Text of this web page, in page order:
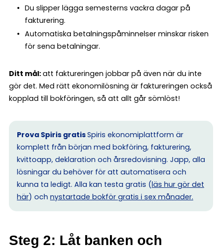
Du slipper lägga semesterns vackra dagar på
fakturering.
Automatiska betalningspåminnelser minskar risken
för sena betalningar.
Ditt mål:att faktureringen jobbar på även när du inte
gör det. Med rätt ekonomilösning är faktureringen också
kopplad till bokföringen, så att allt går sömlöst!
Prova Spiris gratisSpiris ekonomiplattform är
komplett från början med bokföring, fakturering,
kvittoapp, deklaration och årsredovisning. Japp, alla
lösningar du behöver för att automatisera och
kunna ta ledigt. Alla kan testa gratis (läs hur gör det
här) och nystartade bokför gratis i sex månader.
Steg 2: Låt banken och